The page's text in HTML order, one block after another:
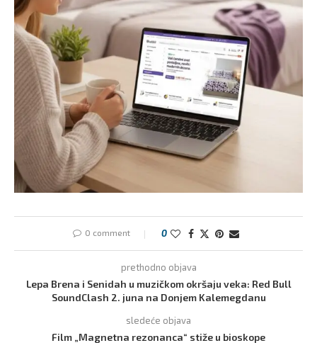
0 comment 0
prethodno objava
Lepa Brena i Senidah u muzičkom okršaju veka: Red Bull
SoundClash 2. juna na Donjem Kalemegdanu
sledeće objava
Film „Magnetna rezonanca“ stiže u bioskope